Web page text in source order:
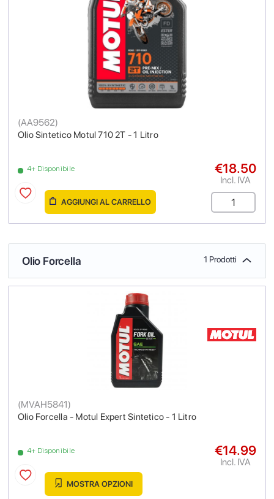
Olio Sintetico Motul 710 2T - 1 Litro
(AA9562)
4+ Disponibile €18.50
Incl. IVA
AGGIUNGI AL CARRELLO
Olio Forcella 1 Prodotti
Olio Forcella - Motul Expert Sintetico - 1 Litro
(MVAH5841)
4+ Disponibile €14.99
Incl. IVA
MOSTRA OPZIONI